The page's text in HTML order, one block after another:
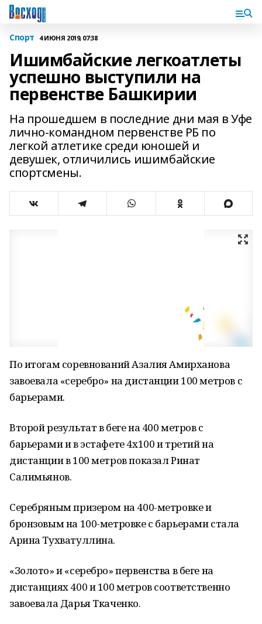
Спорт 4 ИЮНЯ 2019, 07:38
Ишимбайские легкоатлеты
успешно выступили на
первенстве Башкирии
На прошедшем в последние дни мая в Уфе
лично-командном первенстве РБ по
легкой атлетике среди юношей и
девушек, отличились ишимбайские
спортсмены.
По итогам соревнований Азалия Амирханова
завоевала «серебро» на дистанции 100 метров с
барьерами.
Второй результат в беге на 400 метров с
барьерами и в эстафете 4х100 и третий на
дистанции в 100 метров показал Ринат
Салимьянов.
Серебряным призером на 400-метровке и
бронзовым на 100-метровке с барьерами стала
Арина Тухватуллина.
«Золото» и «серебро» первенства в беге на
дистанциях 400 и 100 метров соответственно
завоевала Дарья Ткаченко.